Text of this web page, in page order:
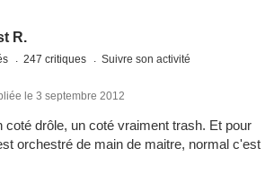
R.
247 critiques Suivre son activité
le 3 septembre 2012
coté drôle, un coté vraiment trash. Et pour
orchestré de main de maitre, normal c'est